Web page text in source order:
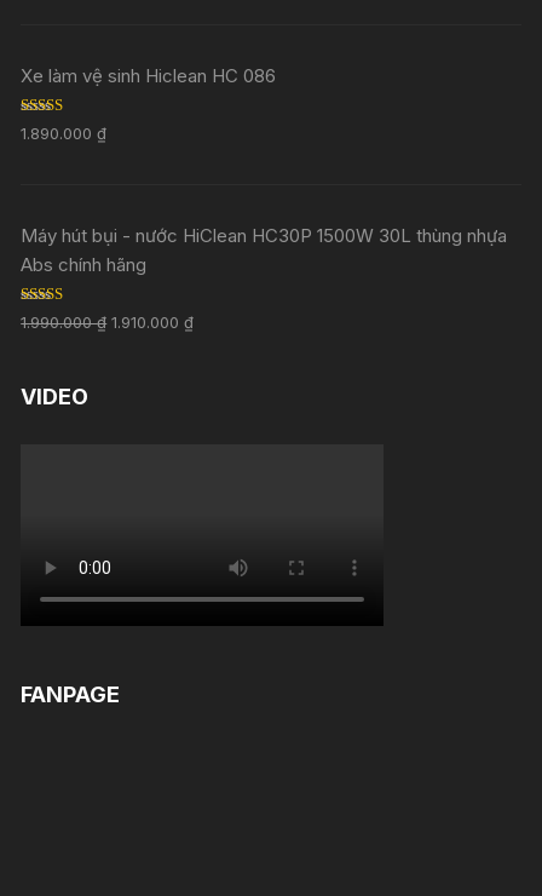
Xe làm vệ sinh Hiclean HC 086
Rated 5.00
out of 5
1.890.000₫
Máy hút bụi - nước HiClean HC30P 1500W 30L thùng nhựa
Abs chính hãng
Rated 5.00
out of 5
1.990.000₫ 1.910.000₫
VIDEO
FANPAGE